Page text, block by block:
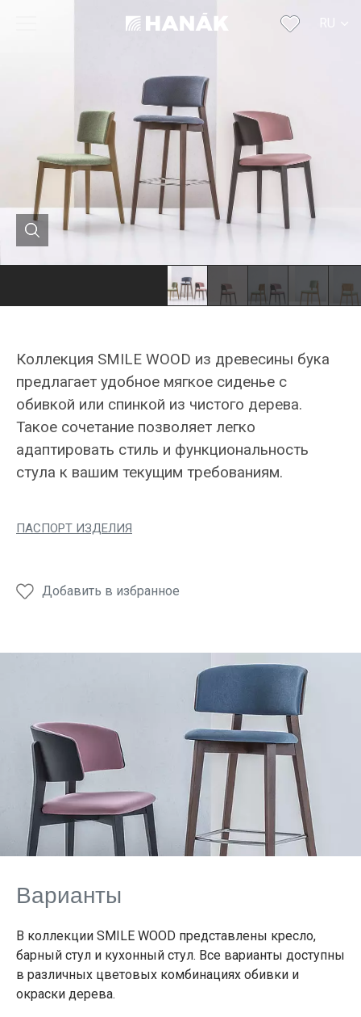
RU
Коллекция SMILE WOOD из древесины бука
предлагает удобное мягкое сиденье с
обивкой или спинкой из чистого дерева.
Такое сочетание позволяет легко
адаптировать стиль и функциональность
стула к вашим текущим требованиям.
ПАСПОРТ ИЗДЕЛИЯ
Добавить в избранное
Варианты
В коллекции SMILE WOOD представлены кресло,
барный стул и кухонный стул. Все варианты доступны
в различных цветовых комбинациях обивки и
окраски дерева.